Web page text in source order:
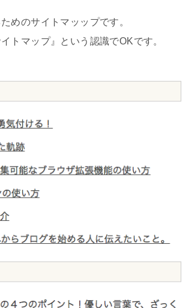
めのサイトマッップです。
トマップ』という認識でOKです。